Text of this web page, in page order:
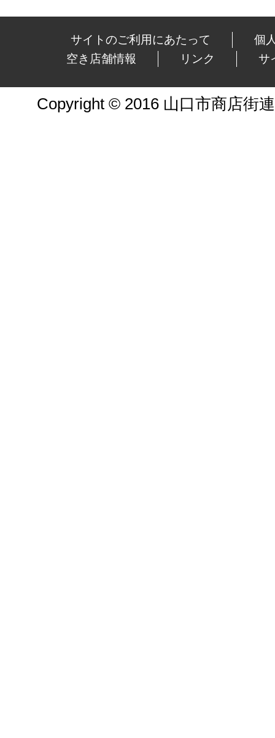
サイトのご利用にあたって
個
空き店舗情報
リンク サ
Copyright © 2016 山口市商店街